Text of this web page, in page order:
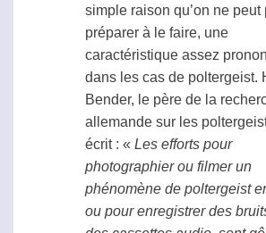
simple raison qu’on ne peut
préparer à le faire, une
caractéristique assez
dans les cas de poltergeist.
Bender, le père de la
allemande sur les
écrit : « Les efforts pour
photographier ou filmer un
phénomène de poltergeist
ou pour enregistrer des